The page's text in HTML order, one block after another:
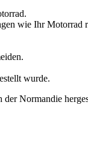
wie Ihr Motorrad
wurde.
Normandie